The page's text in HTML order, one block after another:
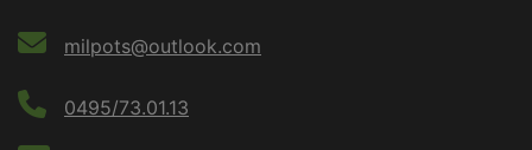
milpots@outlook.com
0495/73.01.13